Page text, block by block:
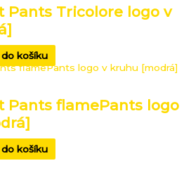
Pants Tricolore logo v
košíku
Pants flamePants logo
košíku